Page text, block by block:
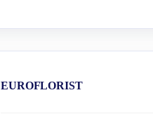
EUROFLORIST